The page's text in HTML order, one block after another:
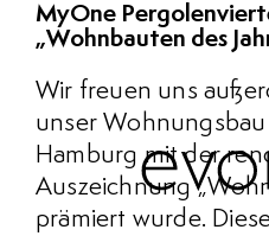
MyOne
„Wohnbauten des
Wir freuen uns
unser
Hamburg mit der
Auszeichnung
prämiert wurde.